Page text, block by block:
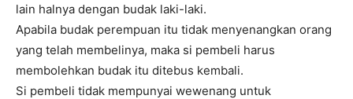
lain halnya dengan budak laki-laki.
Apabila budak perempuan itu tidak menyenangkan orang
yang telah membelinya, maka si pembeli harus
membolehkan budak itu ditebus kembali.
Si pembeli tidak mempunyai wewenang untuk